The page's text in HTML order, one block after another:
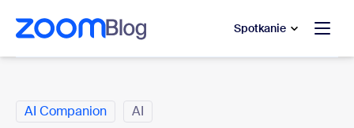
treści głównej
pomocy na czacie
Spotkanie
AI Companion AI